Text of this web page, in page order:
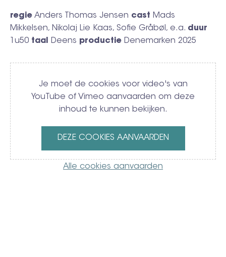
regie Anders Thomas Jensen cast Mads
Mikkelsen, Nikolaj Lie Kaas, Sofie Gråbøl, e.a. duur
1u50 taal Deens productie Denemarken 2025
Video
Je moet de cookies voor video's van
YouTube of Vimeo aanvaarden om deze
inhoud te kunnen bekijken.
DEZE COOKIES AANVAARDEN
Alle cookies aanvaarden